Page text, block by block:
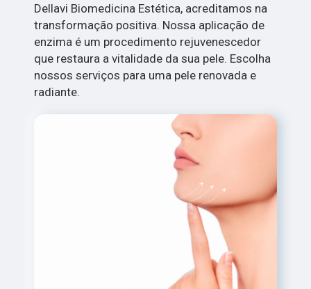
Dellavi Biomedicina Estética, acreditamos na
transformação positiva. Nossa aplicação de
enzima é um procedimento rejuvenescedor
que restaura a vitalidade da sua pele. Escolha
nossos serviços para uma pele renovada e
radiante.